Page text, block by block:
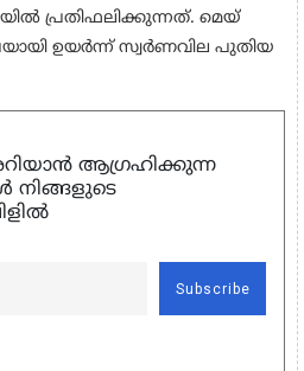
പ്രതിഫലിക്കുന്നത്. മെയ്
ഉയര്‍ന്ന് സ്വര്‍ണവില പുതിയ
ആഗ്രഹിക്കുന്ന
നിങ്ങളുടെ
Subscribe